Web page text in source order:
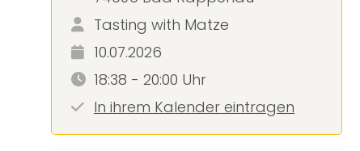
Tasting with Matze
10.07.2026
18:38 - 20:00 Uhr
In ihrem Kalender eintragen